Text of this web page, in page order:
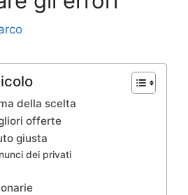
della scelta
offerte
giusta
dei privati